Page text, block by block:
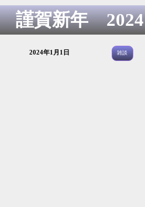
謹賀新年 2024
2024年1月1日 雑談